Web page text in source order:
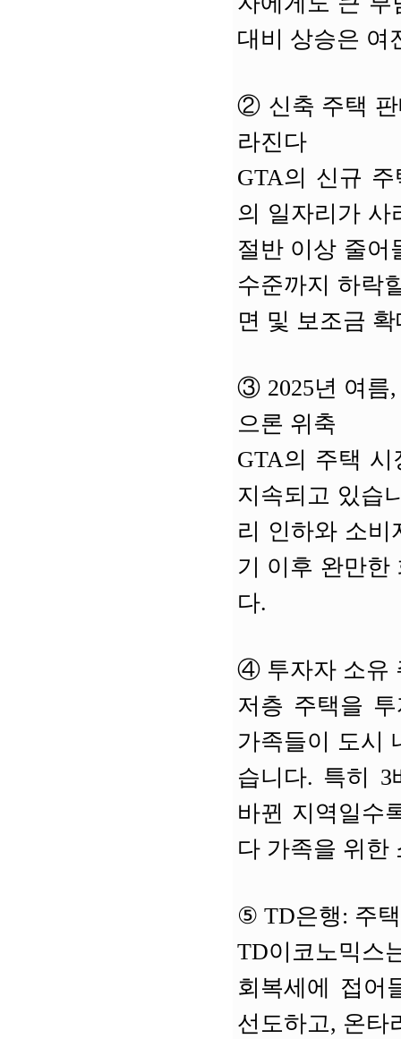
대비 상승은 여
② 신축 주택
라진다
GTA의 신규
의 일자리가 사
절반 이상 줄어
수준까지 하락
면 및 보조금
③ 2025년 여
으론 위축
GTA의 주택
지속되고 있습
리 인하와 소비
기 이후 완만한
다.
④ 투자자 소유
저층 주택을
가족들이 도시
습니다. 특히
바뀐 지역일수
다 가족을 위한
⑤ TD은행: 주
TD이코노믹스
회복세에 접어
선도하고, 온타